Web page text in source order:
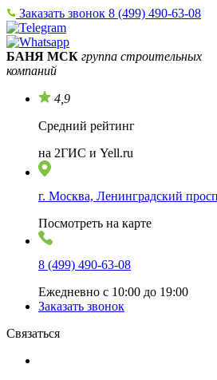
Заказать звонок 8 (499) 490-63-08
БАНЯ МСК группа строительных
компаний
4,9
Средний рейтинг
на 2ГИС и Yell.ru
г. Москва, Ленинградский
Посмотреть на карте
8 (499) 490-63-08
Ежедневно с 10:00 до 19:00
Заказать звонок
Связаться